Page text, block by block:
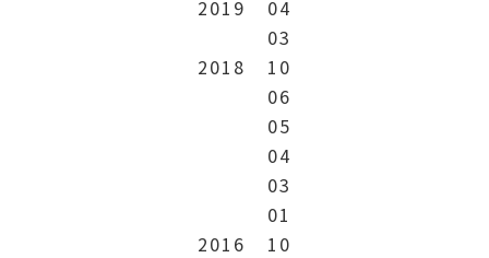
2019
04
03
2018
10
06
05
04
03
01
2016
10